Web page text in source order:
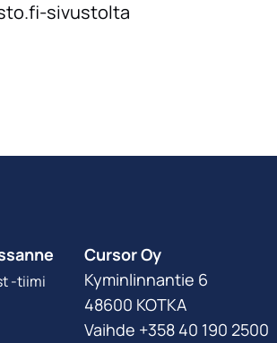
sivustolta
-tiimi
Cursor Oy
Kyminlinnantie 6
48600 KOTKA
Vaihde +358 40 190 2500